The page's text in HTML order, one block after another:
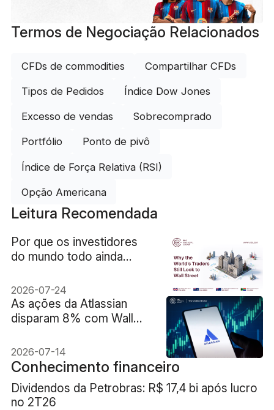
Termos de Negociação Relacionados
CFDs de commodities Compartilhar CFDs
Tipos de Pedidos Índice Dow Jones
Excesso de vendas Sobrecomprado
Portfólio Ponto de pivô
Índice de Força Relativa (RSI)
Opção Americana
Leitura Recomendada
Por que os investidores
do mundo todo ainda
e o mercado americano?
2026-07-24
As ações da Atlassian
disparam 8% com Wall
do setor de software
2026-07-14
Conhecimento financeiro
Dividendos da Petrobras: R$ 17,4 bi após lucro
no 2T26